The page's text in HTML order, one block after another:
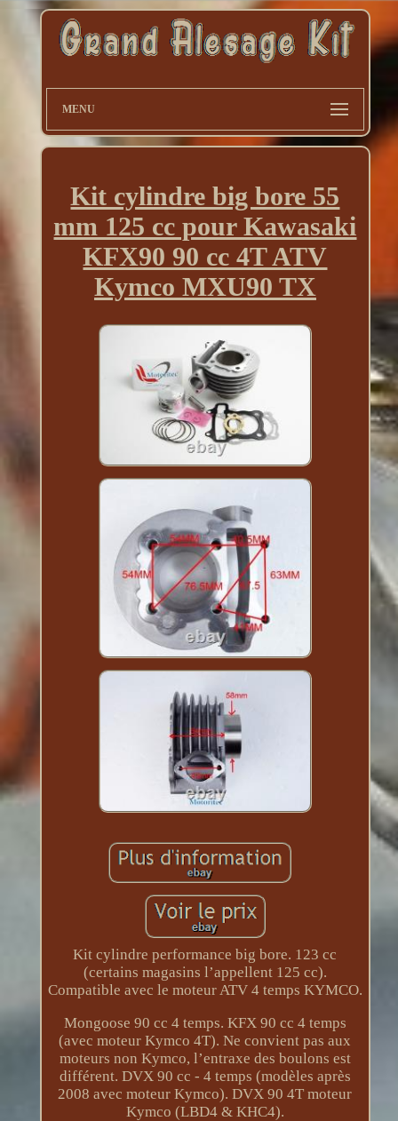
MENU
Kit cylindre big bore 55
mm 125 cc pour Kawasaki
KFX90 90 cc 4T ATV
Kymco MXU90 TX
Kit cylindre performance big bore. 123 cc
(certains magasins l’appellent 125 cc).
Compatible avec le moteur ATV 4 temps KYMCO.
Mongoose 90 cc 4 temps. KFX 90 cc 4 temps
(avec moteur Kymco 4T). Ne convient pas aux
moteurs non Kymco, l’entraxe des boulons est
différent. DVX 90 cc - 4 temps (modèles après
2008 avec moteur Kymco). DVX 90 4T moteur
Kymco (LBD4 & KHC4).